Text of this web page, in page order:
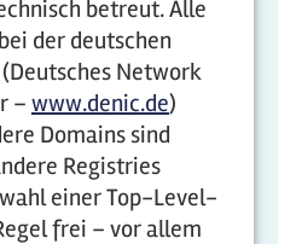
betreut. Alle
der deutschen
(Deutsches Network
– www.denic.de)
Domains sind
Registries
einer Top-Level-
frei – vor allem